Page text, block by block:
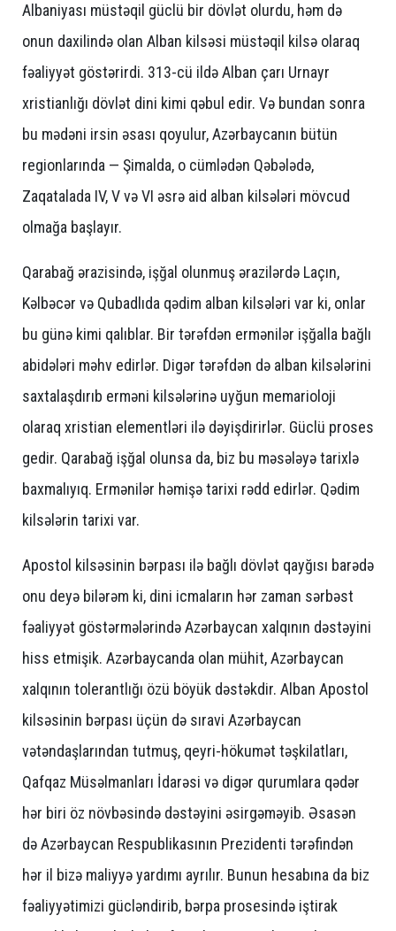
Albaniyası müstəqil güclü bir dövlət olurdu, həm də
onun daxilində olan Alban kilsəsi müstəqil kilsə olaraq
fəaliyyət göstərirdi. 313-cü ildə Alban çarı Urnayr
xristianlığı dövlət dini kimi qəbul edir. Və bundan sonra
bu mədəni irsin əsası qoyulur, Azərbaycanın bütün
regionlarında — Şimalda, o cümlədən Qəbələdə,
Zaqatalada IV, V və VI əsrə aid alban kilsələri mövcud
olmağa başlayır.
Qarabağ ərazisində, işğal olunmuş ərazilərdə Laçın,
Kəlbəcər və Qubadlıda qədim alban kilsələri var ki, onlar
bu günə kimi qalıblar. Bir tərəfdən ermənilər işğalla bağlı
abidələri məhv edirlər. Digər tərəfdən də alban kilsələrini
saxtalaşdırıb erməni kilsələrinə uyğun memarioloji
olaraq xristian elementləri ilə dəyişdirirlər. Güclü proses
gedir. Qarabağ işğal olunsa da, biz bu məsələyə tarixlə
baxmalıyıq. Ermənilər həmişə tarixi rədd edirlər. Qədim
kilsələrin tarixi var.
Apostol kilsəsinin bərpası ilə bağlı dövlət qayğısı barədə
onu deyə bilərəm ki, dini icmaların hər zaman sərbəst
fəaliyyət göstərmələrində Azərbaycan xalqının dəstəyini
hiss etmişik. Azərbaycanda olan mühit, Azərbaycan
xalqının tolerantlığı özü böyük dəstəkdir. Alban Apostol
kilsəsinin bərpası üçün də sıravi Azərbaycan
vətəndaşlarından tutmuş, qeyri-hökumət təşkilatları,
Qafqaz Müsəlmanları İdarəsi və digər qurumlara qədər
hər biri öz növbəsində dəstəyini əsirgəməyib. Əsasən
də Azərbaycan Respublikasının Prezidenti tərəfindən
hər il bizə maliyyə yardımı ayrılır. Bunun hesabına da biz
fəaliyyətimizi gücləndirib, bərpa prosesində iştirak